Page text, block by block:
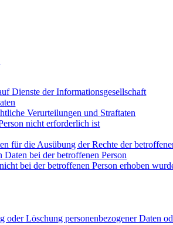
Dienste der Informationsgesellschaft
Verurteilungen und Straftaten
nicht erforderlich ist
für die Ausübung der Rechte der
bei der betroffenen Person
bei der betroffenen Person erhoben
Löschung personenbezogener Daten